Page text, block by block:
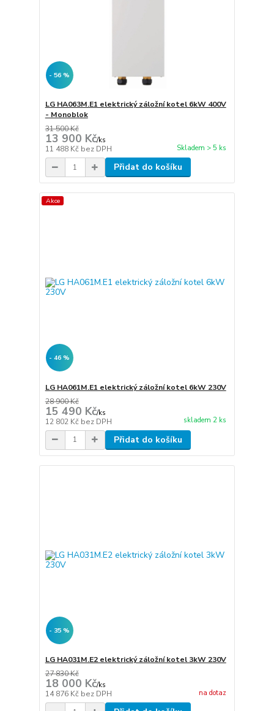
- 56 %
LG HA063M.E1 elektrický záložní kotel 6kW 400V
- Monoblok
31 500 Kč
13 900 Kč/ks
11 488 Kč bez DPH Skladem > 5 ks
Přidat do košíku
Akce
- 46 %
LG HA061M.E1 elektrický záložní kotel 6kW 230V
28 900 Kč
15 490 Kč/ks
12 802 Kč bez DPH skladem 2 ks
Přidat do košíku
- 35 %
LG HA031M.E2 elektrický záložní kotel 3kW 230V
27 830 Kč
18 000 Kč/ks
14 876 Kč bez DPH na dotaz